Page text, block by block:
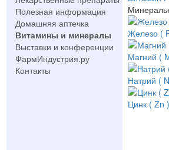
Полезная информация
Домашняя аптечка
Витамины и минералы
Выставки и конференции
ФармИндустрия.ру
Контакты
Железо (
Магний (
Натрий (
Цинк ( Zn )